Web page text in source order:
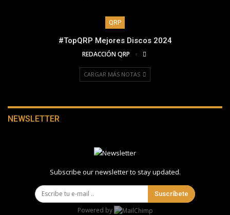
QRP
#TopQRP Mejores Discos 2024
REDACCIÓN QRP
CARGAR MÁS NOTAS
NEWSLETTER
Subscribe our newsletter to stay updated.
Suscríbete
Powered by